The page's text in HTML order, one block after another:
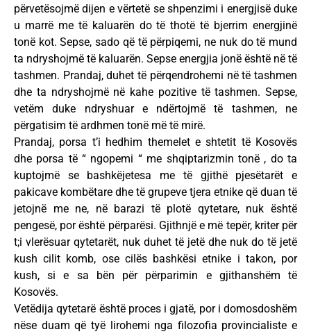
përvetësojmë dijen e vërtetë se shpenzimi i energjisë duke
u marrë me të kaluarën do të thotë të bjerrim energjinë
tonë kot. Sepse, sado që të përpiqemi, ne nuk do të mund
ta ndryshojmë të kaluarën. Sepse energjia jonë është në të
tashmen. Prandaj, duhet të përqendrohemi në të tashmen
dhe ta ndryshojmë në kahe pozitive të tashmen. Sepse,
vetëm duke ndryshuar e ndërtojmë të tashmen, ne
përgatisim të ardhmen tonë më të mirë.
Prandaj, porsa t’i hedhim themelet e shtetit të Kosovës
dhe porsa të “ ngopemi “ me shqiptarizmin tonë , do ta
kuptojmë se bashkëjetesa me të gjithë pjesëtarët e
pakicave kombëtare dhe të grupeve tjera etnike që duan të
jetojnë me ne, në barazi të plotë qytetare, nuk është
pengesë, por është përparësi. Gjithnjë e më tepër, kriter për
t;i vlerësuar qytetarët, nuk duhet të jetë dhe nuk do të jetë
kush cilit komb, ose cilës bashkësi etnike i takon, por
kush, si e sa bën për përparimin e gjithanshëm të
Kosovës.
Vetëdija qytetarë është proces i gjatë, por i domosdoshëm
nëse duam që tyë lirohemi nga filozofia provincialiste e